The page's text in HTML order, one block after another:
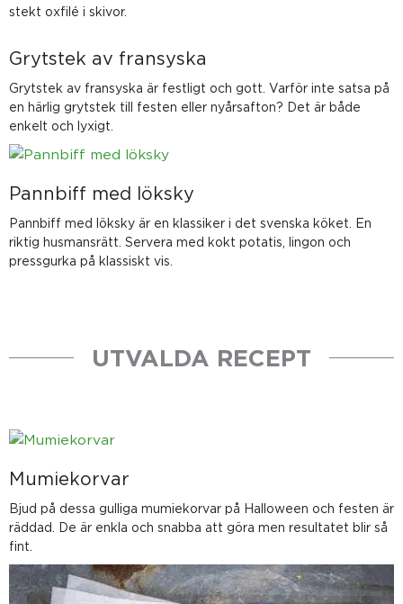
stekt oxfilé i skivor.
Grytstek av fransyska
Grytstek av fransyska är festligt och gott. Varför inte satsa på
en härlig grytstek till festen eller nyårsafton? Det är både
enkelt och lyxigt.
Pannbiff med löksky
Pannbiff med löksky är en klassiker i det svenska köket. En
riktig husmansrätt. Servera med kokt potatis, lingon och
pressgurka på klassiskt vis.
UTVALDA RECEPT
Mumiekorvar
Bjud på dessa gulliga mumiekorvar på Halloween och festen är
räddad. De är enkla och snabba att göra men resultatet blir så
fint.